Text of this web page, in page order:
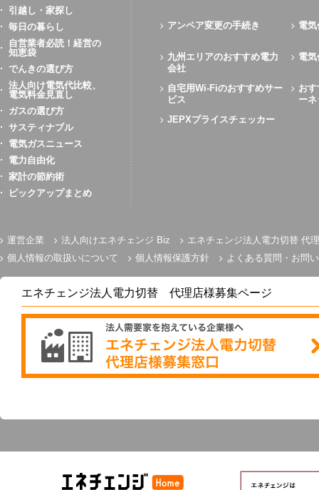
引越し・家探し
毎日の暮らし
自営業者必読！経営の
知恵袋
でんきの選び方
法人向け電気代比較、
電気料金見直し
ガスの選び方
サスティナブル
電気ガスニュース
電力自由化
家計の節約術
ピックアップまとめ
アンペア変更の手続き 電
九州エリアのおすすめ電力
会社
電
自宅用Wi-Fiのおすすめサー
ビス
お
ー
JEPXプライスチェッカー
運営企業 法人向けエネチェンジ Biz
エネチェンジ法人電力切替 代
個人情報の取扱いについて
個人情報保護方針 よくある質問・お問
エネチェンジ法人電力切替 代理店様募集ページ